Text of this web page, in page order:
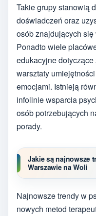
Takie grupy stanowią
doświadczeń oraz
osób znajdujących
Ponadto wiele
edukacyjne
warsztaty
emocjami. Istnieją
infolinie wsparcia
osób potrzebujących
porady.
Jakie są najnowsze
Warszawie na Woli
Najnowsze trendy w
nowych metod